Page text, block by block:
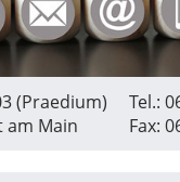
(Praedium)
am Main
Tel.:
Fax: